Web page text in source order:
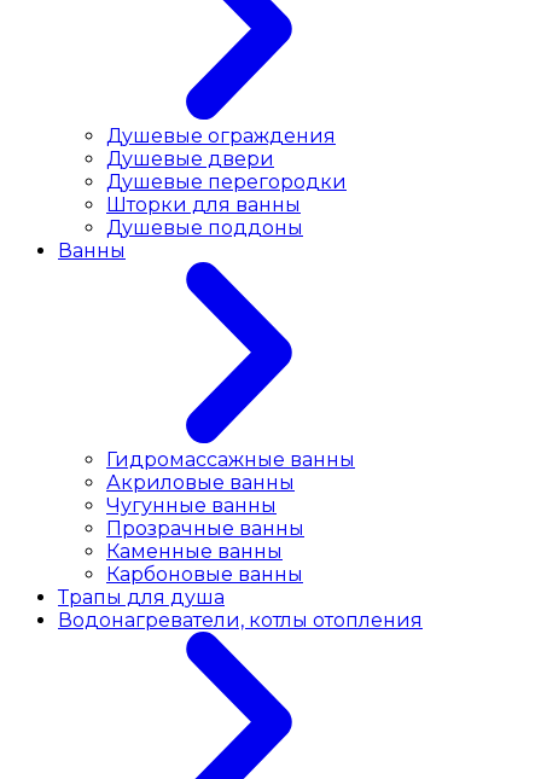
Душевые ограждения
Душевые двери
Душевые перегородки
Шторки для ванны
Душевые поддоны
Ванны
Гидромассажные ванны
Акриловые ванны
Чугунные ванны
Прозрачные ванны
Каменные ванны
Карбоновые ванны
Трапы для душа
Водонагреватели, котлы отопления